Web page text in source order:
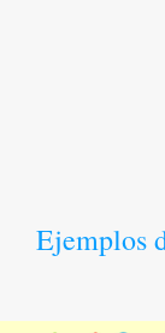
Ejemplos